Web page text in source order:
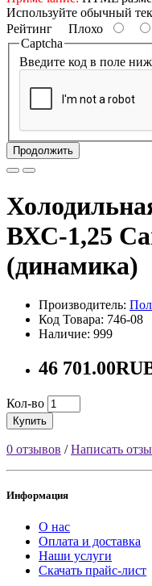
Используйте обычный
Рейтинг Плохо
Captcha
Введите код в поле
Продолжить
ВХС-1,25
(динамика)
Производитель:
Код Товара: 746-08
Наличие: 999
46
Кол-во
Купить
0 отзывов /Написать
Информация
О нас
Оплата и доставка
Наши услуги
Скачать прайс-лист